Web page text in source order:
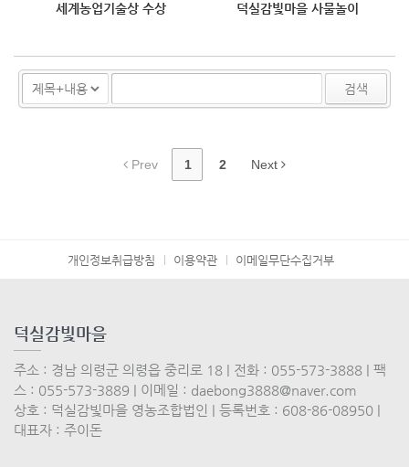
세계농업기술상 수상 덕실감빛마을 사물놀이
검색
Prev 1 2 Next
개인정보취급방침 이용약관 이메일무단수집거부
덕실감빛마을
주소 : 경남 의령군 의령읍 중리로 18 | 전화 : 055-573-3888 | 팩
스 : 055-573-3889 | 이메일 : daebong3888@naver.com
상호 : 덕실감빛마을 영농조합법인 | 등록번호 : 608-86-08950 |
대표자 : 주이돈